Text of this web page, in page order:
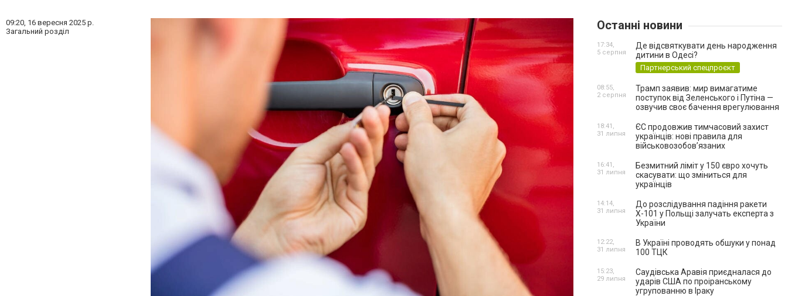
09:20, 16 вересня 2025 р.
Загальний розділ
Останні новини
Де відсвяткувати день народження
дитини в Одесі?
Партнерський спецпроєкт
17:34,
5 серпня
Трамп заявив: мир вимагатиме
поступок від Зеленського і Путіна —
озвучив своє бачення врегулювання
08:55,
2 серпня
ЄС продовжив тимчасовий захист
українців: нові правила для
військовозобов’язаних
18:41,
31 липня
Безмитний ліміт у 150 євро хочуть
скасувати: що зміниться для
українців
16:41,
31 липня
До розслідування падіння ракети
Х-101 у Польщі залучать експерта з
України
14:14,
31 липня
В Україні проводять обшуки у понад
100 ТЦК
12:22,
31 липня
Саудівська Аравія приєдналася до
ударів США по проіранському
угрупованню в Іраку
15:23,
29 липня